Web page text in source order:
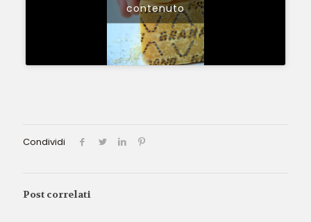
contenuto
Condividi
Post correlati